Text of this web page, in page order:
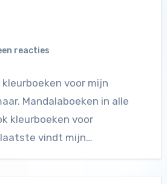
reacties
voor mijn
Mandalaboeken in alle
kleurboeken voor
vindt mijn…